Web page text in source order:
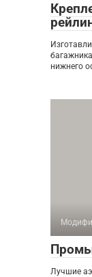
нижнего
Лучшие